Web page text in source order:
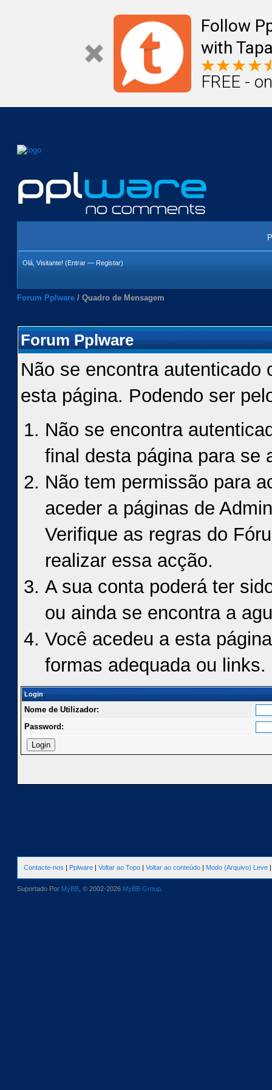
Follow
with
FREE -
Olá, Visitante! (Entrar — Registar)
Forum Pplware / Quadro de Mensagem
Forum Pplware
Não se encontra autenticado
esta página. Podendo ser
Não se encontra
final desta página para se
Não tem permissão para
aceder a páginas de
Verifique as regras do
realizar essa acção.
A sua conta poderá ter
ou ainda se encontra a
Você acedeu a esta
formas adequada ou links.
Login
Nome de Utilizador:
Password:
Contacte-nos | Pplware | Voltar ao Topo | Voltar ao conteúdo | Modo (Arquivo) Leve
Suportado Por MyBB , © 2002-2026 MyBB Group